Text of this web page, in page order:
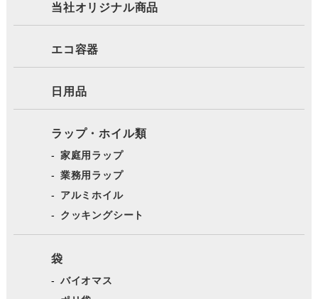
当社オリジナル商品
エコ容器
日用品
ラップ・ホイル類
家庭用ラップ
業務用ラップ
アルミホイル
クッキングシート
袋
バイオマス